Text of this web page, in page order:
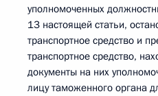
уполномоченных
13 настоящей статьи,
транспортное средство и
транспортное средство,
документы на них
лицу таможенного органа